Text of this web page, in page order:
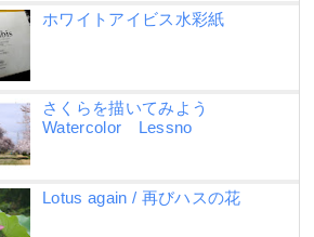
ホワイトアイビス水彩紙
さくらを描いてみよう
Watercolor Lessno
Lotus again / 再びハスの花